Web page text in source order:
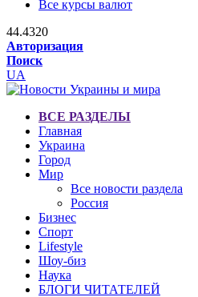
Все курсы валют
44.4320
Авторизация
Поиск
UA
ВСЕ РАЗДЕЛЫ
Главная
Украина
Город
Мир
Все новости раздела
Россия
Бизнес
Спорт
Lifestyle
Шоу-биз
Наука
БЛОГИ ЧИТАТЕЛЕЙ